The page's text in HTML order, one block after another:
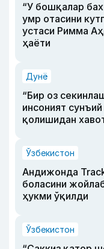
“У бошқалар
умр отасини
устаси Римма
ҳаёти
Дунё
“Бир оз
инсоният
қолишидан
Ўзбекистон
Андижонда
боласини
ҳукми ўқилди
Ўзбекистон